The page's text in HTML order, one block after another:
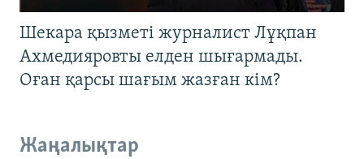
Шекара қызметі журналист Лұқпан
Ахмедияровты елден шығармады.
Оған қарсы шағым жазған кім?
Жаңалықтар